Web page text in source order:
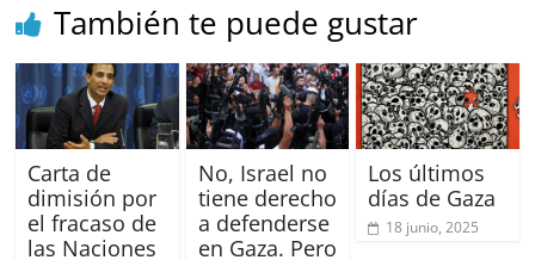
También te puede gustar
Carta de
dimisión por
el fracaso de
las Naciones
No, Israel no
tiene derecho
a defenderse
en Gaza. Pero
Los últimos
días de Gaza
18 junio, 2025